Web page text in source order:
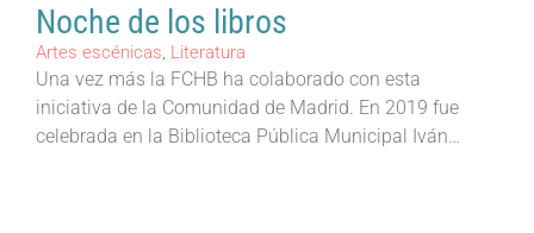
Noche de los libros
Artes escénicas Literatura
Una vez más la FCHB ha colaborado con esta
iniciativa de la Comunidad de Madrid. En 2019 fue
celebrada en la Biblioteca Pública Municipal Iván…